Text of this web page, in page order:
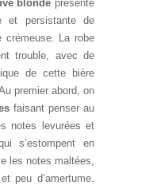
blonde présente
et persistante de
crémeuse. La robe
trouble, avec de
de cette bière
premier abord, on
faisant penser au
notes levurées et
s’estompent en
les notes maltées,
peu d’amertume.